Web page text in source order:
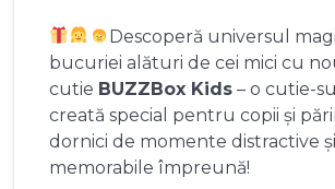
Descoperă universul
bucuriei alături de cei mici cu
cutie BUZZBox Kids – o cutie-
creată special pentru copii și
dornici de momente distractive și
memorabile împreună!